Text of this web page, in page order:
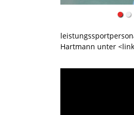
Hartmann unter